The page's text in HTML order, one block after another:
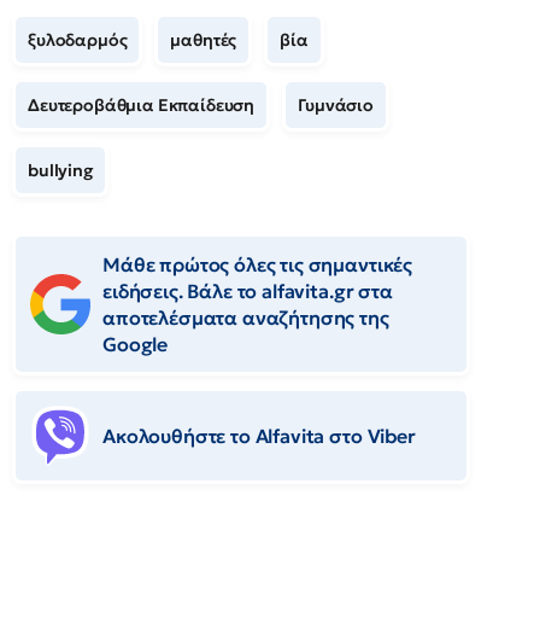
ξυλοδαρμός μαθητές βία
Δευτεροβάθμια Εκπαίδευση Γυμνάσιο
bullying
Μάθε πρώτος όλες τις σημαντικές
ειδήσεις. Βάλε το alfavita.gr στα
αποτελέσματα αναζήτησης της
Google
Ακολουθήστε το Αlfavita στο Viber